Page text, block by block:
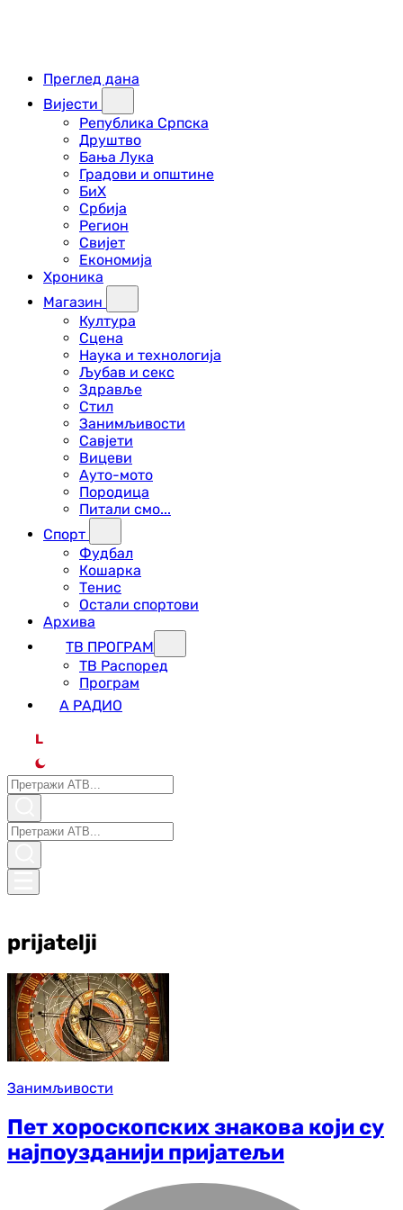
Преглед дана
Вијести
Република Српска
Друштво
Бања Лука
Градови и општине
БиХ
Србија
Регион
Свијет
Економија
Хроника
Магазин
Култура
Сцена
Наука и технологија
Љубав и секс
Здравље
Стил
Занимљивости
Савјети
Вицеви
Ауто-мото
Породица
Питали смо...
Спорт
Фудбал
Кошарка
Тенис
Остали спортови
Архива
ТВ ПРОГРАМ
ТВ Распоред
Програм
А РАДИО
L
prijatelji
Занимљивости
Пет хороскопских знакова који су
најпоузданији пријатељи